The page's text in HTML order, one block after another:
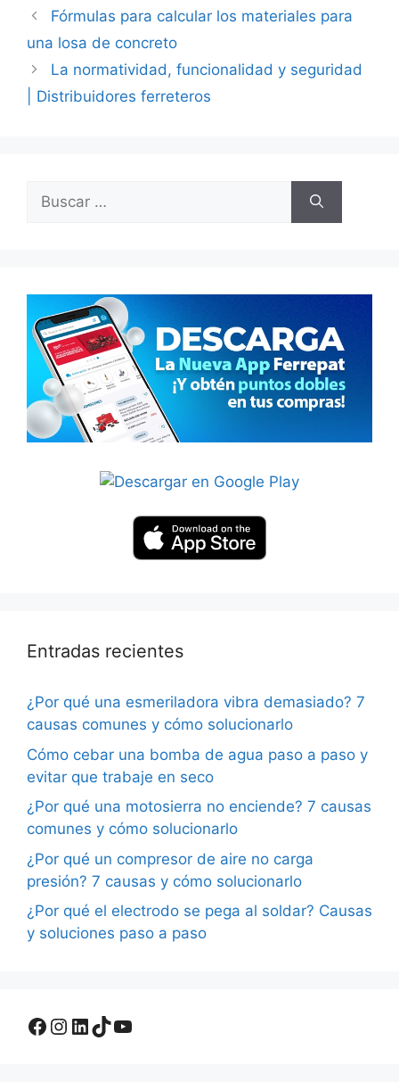
Fórmulas para calcular los materiales para
una losa de concreto
La normatividad, funcionalidad y seguridad
| Distribuidores ferreteros
Entradas recientes
¿Por qué una esmeriladora vibra demasiado? 7
causas comunes y cómo solucionarlo
Cómo cebar una bomba de agua paso a paso y
evitar que trabaje en seco
¿Por qué una motosierra no enciende? 7 causas
comunes y cómo solucionarlo
¿Por qué un compresor de aire no carga
presión? 7 causas y cómo solucionarlo
¿Por qué el electrodo se pega al soldar? Causas
y soluciones paso a paso
Facebook
Instagram
LinkedIn
TikTok
YouTube